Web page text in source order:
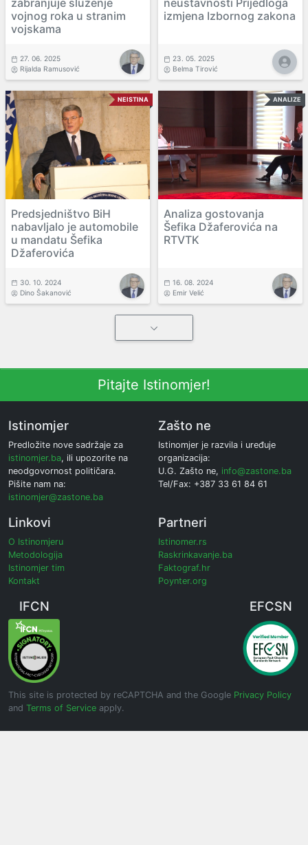
zabranjuje služenje
vojnog roka u stranim
vojskama
27. 06. 2025
Rijalda Ramusović
neustavnosti Prijedloga
izmjena Izbornog zakona
23. 05. 2025
Belma Tirović
NEISTINA
Predsjedništvo BiH
nabavljalo je automobile
u mandatu Šefika
Džaferovića
30. 10. 2024
Dino Šakanović
ANALIZE
Analiza gostovanja
Šefika Džaferovića na
RTVTK
16. 08. 2024
Emir Velić
Pitajte Istinomjer!
Istinomjer
Predložite nove sadržaje za
istinomjer.ba, ili upozorite na
neodgovornost političara.
Pišite nam na:
istinomjer@zastone.ba
Zašto ne
Istinomjer je razvila i uređuje
organizacija:
U.G. Zašto ne, info@zastone.ba
Tel/Fax: +387 33 61 84 61
Linkovi
O Istinomjeru
Metodologija
Istinomjer tim
Kontakt
Partneri
Istinomer.rs
Raskrinkavanje.ba
Faktograf.hr
Poynter.org
IFCN EFCSN
This site is protected by reCAPTCHA and the Google Privacy Policy
and Terms of Service apply.